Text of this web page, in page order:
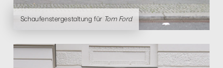
Schaufenstergestaltung für Tom Ford